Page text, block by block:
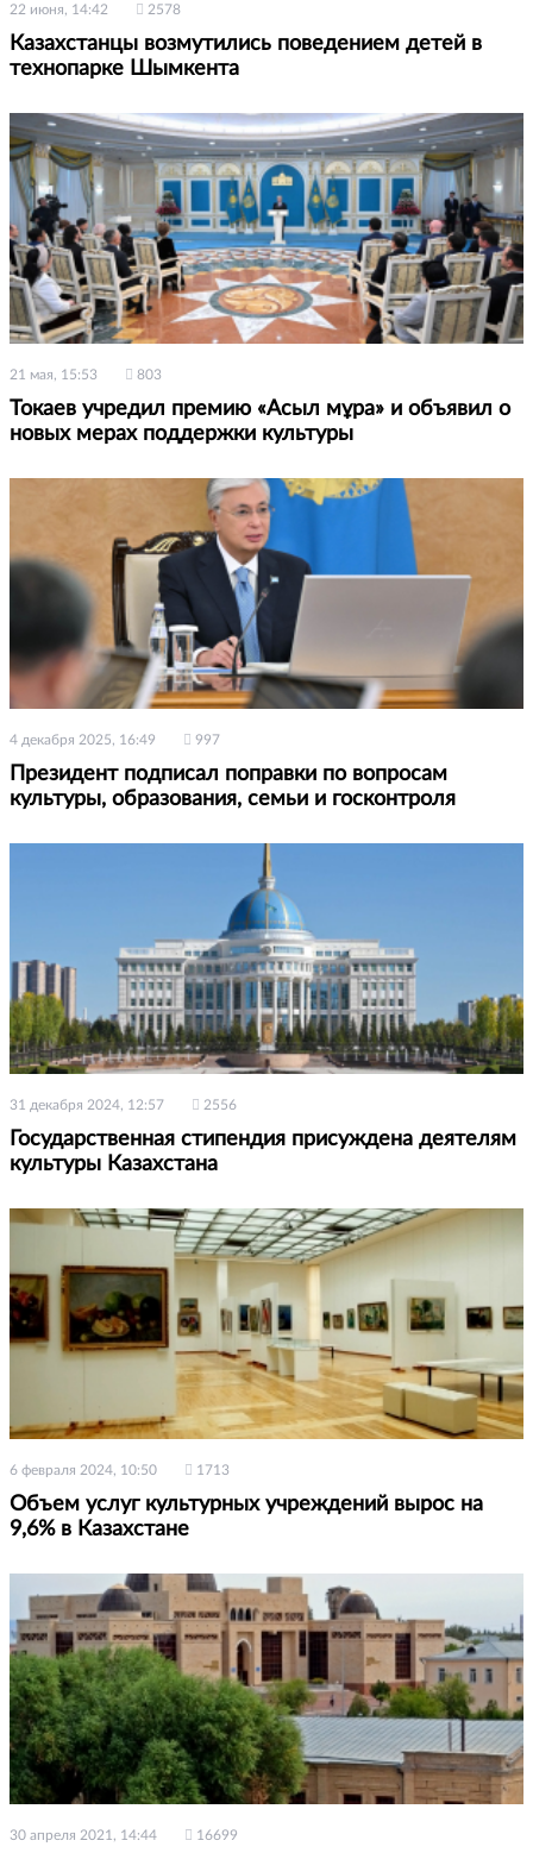
22 июня, 14:42 2578
Казахстанцы возмутились поведением детей в
технопарке Шымкента
21 мая, 15:53 803
Токаев учредил премию «Асыл мұра» и объявил о
новых мерах поддержки культуры
4 декабря 2025, 16:49 997
Президент подписал поправки по вопросам
культуры, образования, семьи и госконтроля
31 декабря 2024, 12:57 2556
Государственная стипендия присуждена деятелям
культуры Казахстана
6 февраля 2024, 10:50 1713
Объем услуг культурных учреждений вырос на
9,6% в Казахстане
30 апреля 2021, 14:44 16699